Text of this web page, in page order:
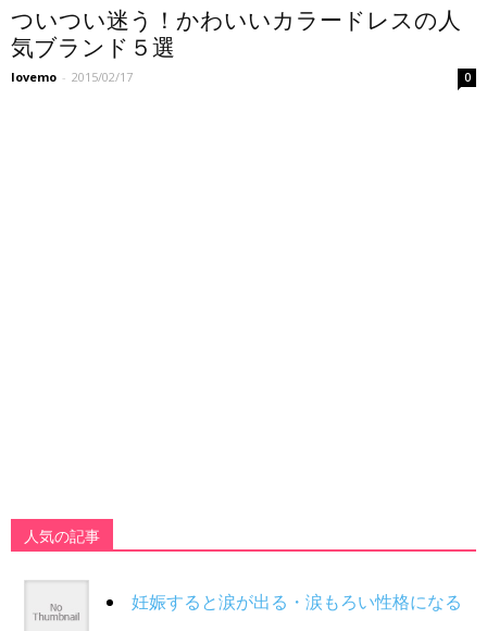
ついつい迷う！かわいいカラードレスの人
気ブランド５選
lovemo - 2015/02/17 0
人気の記事
妊娠すると涙が出る・涙もろい性格になる